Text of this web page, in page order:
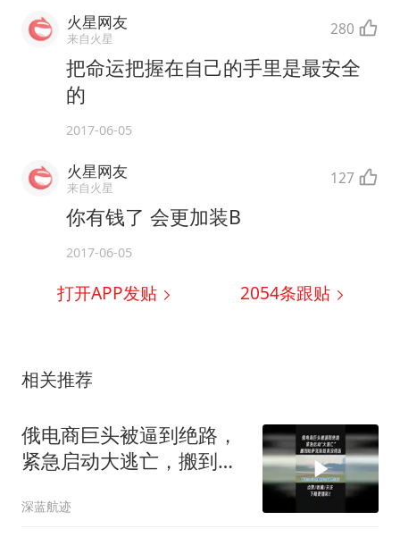
火星网友
来自火星 280
把命运把握在自己的手里是最安全
的
2017-06-05
火星网友
来自火星 127
你有钱了 会更加装B
2017-06-05
打开APP发贴 2054条跟贴
相关推荐
俄电商巨头被逼到绝路，
紧急启动大逃亡，搬到哈
深蓝航迹